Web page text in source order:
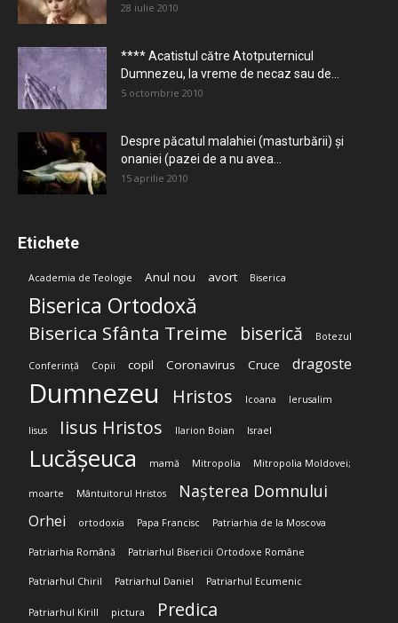
28 iulie 2010
**** Acatistul către Atotputernicul
Dumnezeu, la vreme de necaz sau de...
5 octombrie 2010
Despre păcatul malahiei (masturbării) şi
onaniei (pazei de a nu avea...
15 aprilie 2010
Etichete
Academia de Teologie Anul nou avort Biserica
Biserica Ortodoxă
Biserica Sfânta Treime biserică Botezul
Conferință Copii copil Coronavirus Cruce dragoste
Dumnezeu Hristos Icoana Ierusalim
Iisus Iisus Hristos Ilarion Boian Israel
Lucășeuca mamă Mitropolia Mitropolia Moldovei;
moarte Mântuitorul Hristos Nașterea Domnului
Orhei ortodoxia Papa Francisc Patriarhia de la Moscova
Patriarhia Română Patriarhul Bisericii Ortodoxe Române
Patriarhul Chiril Patriarhul Daniel Patriarhul Ecumenic
Patriarhul Kirill pictura Predica